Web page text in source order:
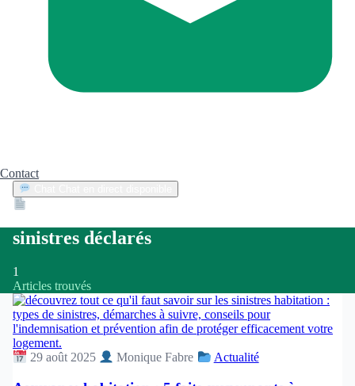
Contact
sinistres déclarés
1
Articles trouvés
29 août 2025 Monique Fabre Actualité